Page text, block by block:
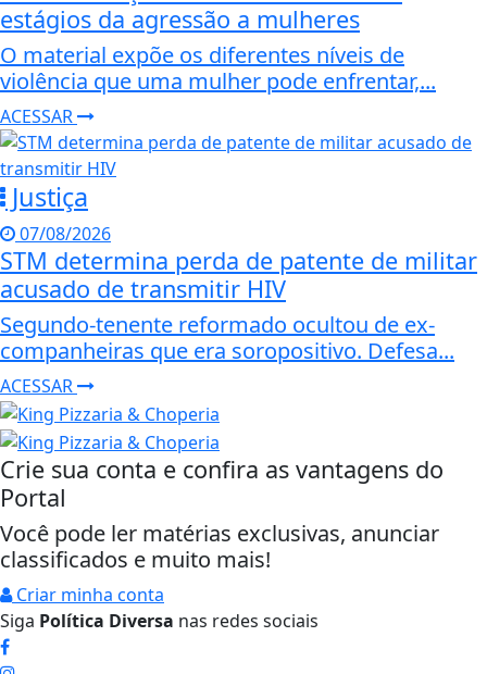
estágios da agressão a mulheres
O material expõe os diferentes níveis de
violência que uma mulher pode enfrentar,...
ACESSAR
Justiça
07/08/2026
STM determina perda de patente de militar
acusado de transmitir HIV
Segundo-tenente reformado ocultou de ex-
companheiras que era soropositivo. Defesa...
ACESSAR
Crie sua conta e confira as vantagens do
Portal
Você pode ler matérias exclusivas, anunciar
classificados e muito mais!
Criar minha conta
Siga Política Diversa nas redes sociais